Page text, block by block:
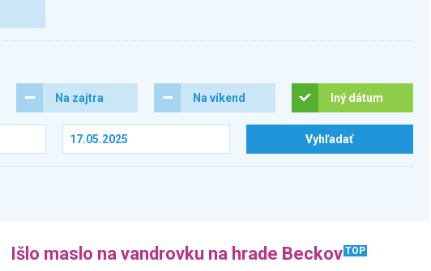
Na zajtra Na víkend Iný dátum
Išlo maslo na vandrovku na hrade Beckov TOP